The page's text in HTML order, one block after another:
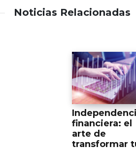
Noticias Relacionadas
financiera: el
arte de
transformar